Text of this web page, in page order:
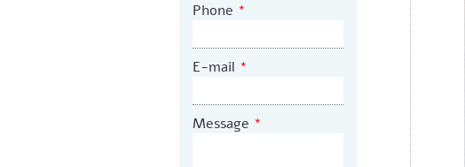
Phone *
E-mail *
Message *